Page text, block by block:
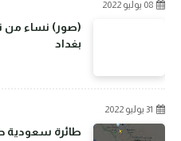
08 يوليو 2022
(صور) نساء من
بغداد
31 يوليو 2022
طائرة سعودية